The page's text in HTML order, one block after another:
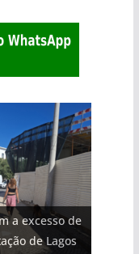
a excesso de
de Lagos